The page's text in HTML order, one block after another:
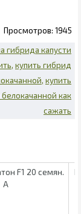
1945
гибрида капусти
купить гибрид
купить
как
сажать
F1 20 семян.
А